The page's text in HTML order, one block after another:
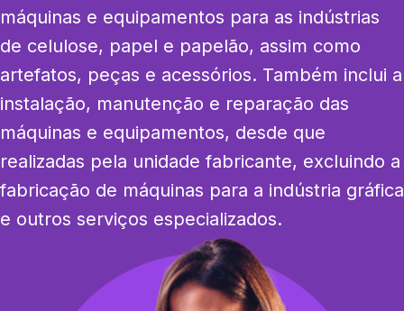
máquinas e equipamentos para as indústrias
de celulose, papel e papelão, assim como
artefatos, peças e acessórios. Também inclui a
instalação, manutenção e reparação das
máquinas e equipamentos, desde que
realizadas pela unidade fabricante, excluindo a
fabricação de máquinas para a indústria gráfica
e outros serviços especializados.